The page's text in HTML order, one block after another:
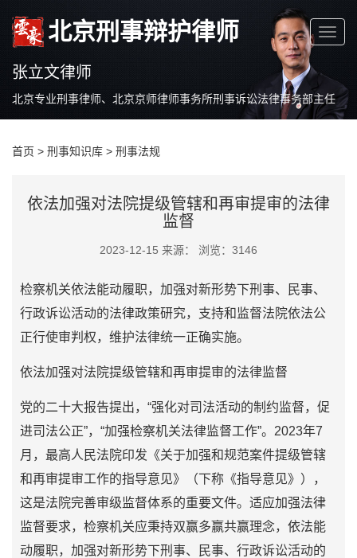
北京刑事辩护律师
张立文律师
北京专业刑事律师、北京京师律师事务所刑事诉讼法律事务部主任
首页 > 刑事知识库 > 刑事法规
依法加强对法院提级管辖和再审提审的法律
监督
2023-12-15 来源： 浏览：3146
检察机关依法能动履职，加强对新形势下刑事、民事、
行政诉讼活动的法律政策研究，支持和监督法院依法公
正行使审判权，维护法律统一正确实施。
依法加强对法院提级管辖和再审提审的法律监督
党的二十大报告提出，“强化对司法活动的制约监督，促
进司法公正”，“加强检察机关法律监督工作”。2023年7
月，最高人民法院印发《关于加强和规范案件提级管辖
和再审提审工作的指导意见》（下称《指导意见》），
这是法院完善审级监督体系的重要文件。适应加强法律
监督要求，检察机关应秉持双赢多赢共赢理念，依法能
动履职，加强对新形势下刑事、民事、行政诉讼活动的